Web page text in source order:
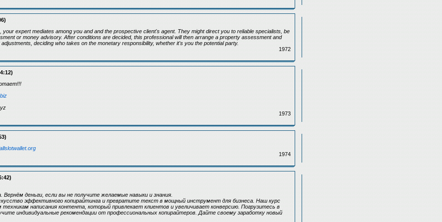
your expert mediates among you and and the prospective client's agent. They might direct you to reliable specialists, be
or money advisory. After conditions are decided, this professional will then arrange a property assessment and
deciding who takes on the monetary responsibility, whether it's you the potential party.
1972
1973
1974
Вернём деньги, если вы не получите желаемые навыки и знания.
эффективного копирайтинга и превратите текст в мощный инструмент для бизнеса. Наш курс
написания контента, который привлекает клиентов и увеличивает конверсию. Погрузитесь в
индивидуальные рекомендации от профессиональных копирайтеров. Дайте своему заработку новый